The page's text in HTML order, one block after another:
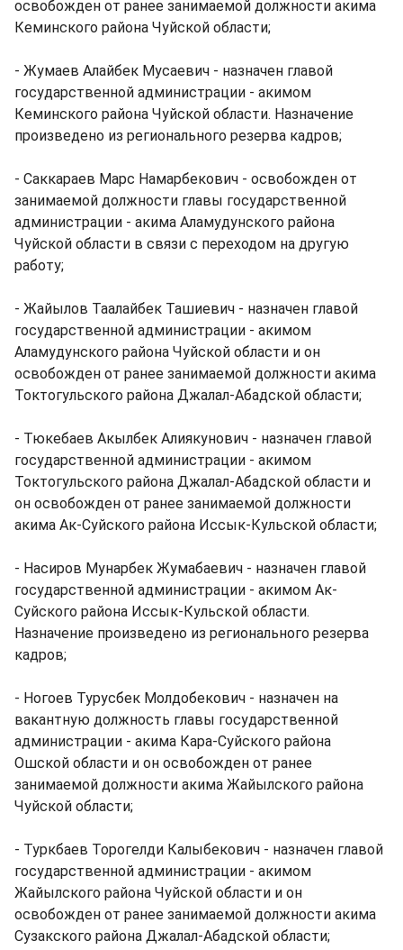
освобожден от ранее занимаемой должности акима
Кеминского района Чуйской области;
- Жумаев Алайбек Мусаевич - назначен главой
государственной администрации - акимом
Кеминского района Чуйской области. Назначение
произведено из регионального резерва кадров;
- Саккараев Марс Намарбекович - освобожден от
занимаемой должности главы государственной
администрации - акима Аламудунского района
Чуйской области в связи с переходом на другую
работу;
- Жайылов Таалайбек Ташиевич - назначен главой
государственной администрации - акимом
Аламудунского района Чуйской области и он
освобожден от ранее занимаемой должности акима
Токтогульского района Джалал-Абадской области;
- Тюкебаев Акылбек Алиякунович - назначен главой
государственной администрации - акимом
Токтогульского района Джалал-Абадской области и
он освобожден от ранее занимаемой должности
акима Ак-Суйского района Иссык-Кульской области;
- Насиров Мунарбек Жумабаевич - назначен главой
государственной администрации - акимом Ак-
Суйского района Иссык-Кульской области.
Назначение произведено из регионального резерва
кадров;
- Ногоев Турусбек Молдобекович - назначен на
вакантную должность главы государственной
администрации - акима Кара-Суйского района
Ошской области и он освобожден от ранее
занимаемой должности акима Жайылского района
Чуйской области;
- Туркбаев Торогелди Калыбекович - назначен главой
государственной администрации - акимом
Жайылского района Чуйской области и он
освобожден от ранее занимаемой должности акима
Сузакского района Джалал-Абадской области;